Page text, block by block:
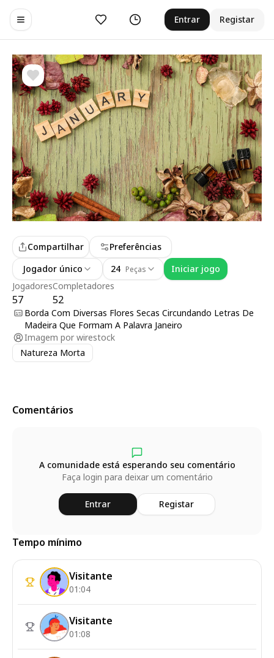
Toggle navigation menu
Curtir Histórico Entrar Registar
Jogadores
57
Completadores
52
Compartilhar
Preferências
Jogador único
24 Peças Iniciar jogo
Borda Com Diversas Flores Secas Circundando Letras De
Madeira Que Formam A Palavra Janeiro
Imagem por wirestock
Natureza Morta
Comentários
A comunidade está esperando seu comentário
Faça login para deixar um comentário
Entrar Registar
Tempo mínimo
Visitante
01:04
Visitante
01:08